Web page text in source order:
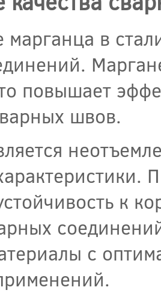
марганца в
повышает
швов.
к
с